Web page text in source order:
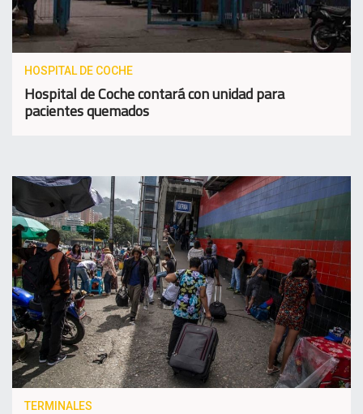
HOSPITAL DE COCHE
Hospital de Coche contará con unidad para
pacientes quemados
TERMINALES